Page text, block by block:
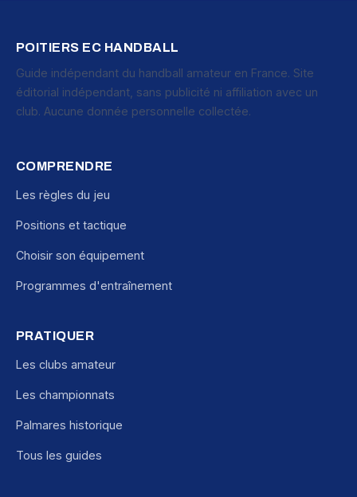
POITIERS EC HANDBALL
Guide indépendant du handball amateur en France. Site
éditorial indépendant, sans publicité ni affiliation avec un
club. Aucune donnée personnelle collectée.
COMPRENDRE
Les règles du jeu
Positions et tactique
Choisir son équipement
Programmes d'entraînement
PRATIQUER
Les clubs amateur
Les championnats
Palmares historique
Tous les guides